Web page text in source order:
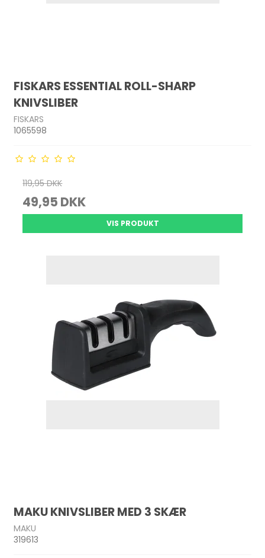
FISKARS ESSENTIAL ROLL-SHARP
KNIVSLIBER
FISKARS
1065598
119,95 DKK
49,95 DKK
VIS PRODUKT
MAKU KNIVSLIBER MED 3 SKÆR
MAKU
319613